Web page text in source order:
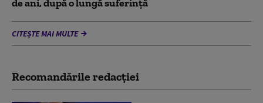
de ani, după o lungă suferință
CITEȘTE MAI MULTE
Recomandările redacţiei